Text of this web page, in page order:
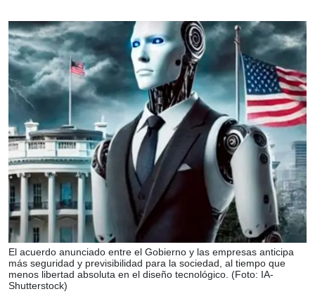
El acuerdo anunciado entre el Gobierno y las empresas anticipa
más seguridad y previsibilidad para la sociedad, al tiempo que
menos libertad absoluta en el diseño tecnológico. (Foto: IA-
Shutterstock)